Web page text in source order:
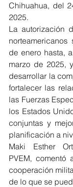
Chihuahua, del
2025.
La autorización
de enero hasta,
marzo de 2025,
desarrollar la
fortalecer las
las Fuerzas
los Estados
conjuntas y
planificación a
Maki Esther
PVEM, comentó
cooperación
de lo que se